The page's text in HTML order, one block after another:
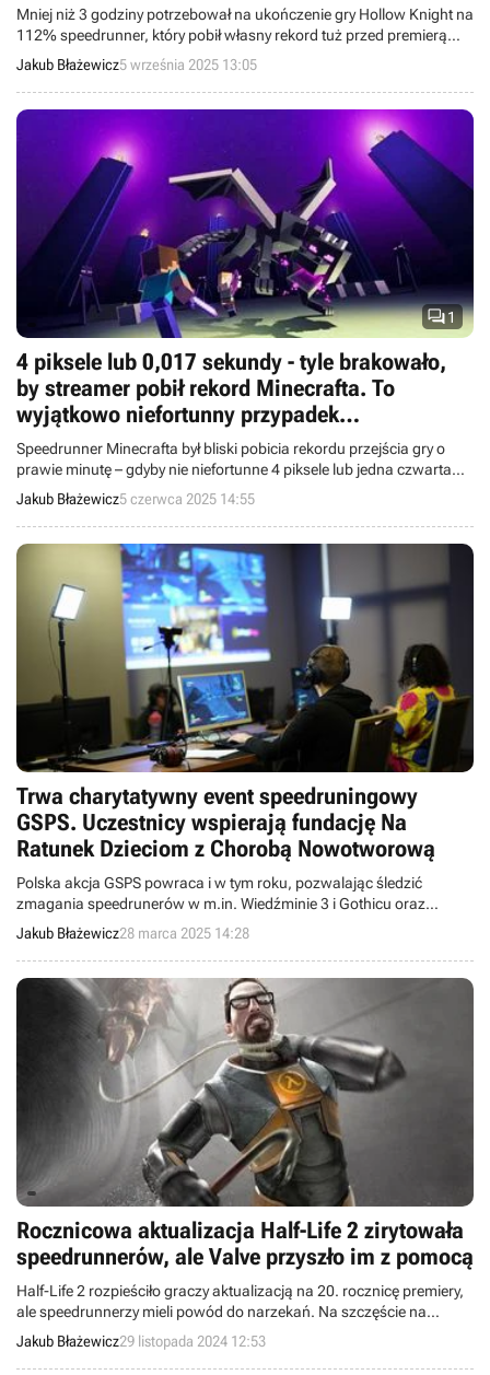
Mniej niż 3 godziny potrzebował na ukończenie gry Hollow Knight na
112% speedrunner, który pobił własny rekord tuż przed premierą
Silksong.
Jakub Błażewicz5 września 2025 13:05
1
4 piksele lub 0,017 sekundy - tyle brakowało,
by streamer pobił rekord Minecrafta. To
wyjątkowo niefortunny przypadek
zmarnowanego przejścia gry
Speedrunner Minecrafta był bliski pobicia rekordu przejścia gry o
prawie minutę – gdyby nie niefortunne 4 piksele lub jedna czwarta
sekundy.
Jakub Błażewicz5 czerwca 2025 14:55
Trwa charytatywny event speedruningowy
GSPS. Uczestnicy wspierają fundację Na
Ratunek Dzieciom z Chorobą Nowotworową
Polska akcja GSPS powraca i w tym roku, pozwalając śledzić
zmagania speedrunerów w m.in. Wiedźminie 3 i Gothicu oraz
wspomóc fundację Na Ratunek Dzieciom z Chorobą Nowotworową.
Jakub Błażewicz28 marca 2025 14:28
Rocznicowa aktualizacja Half-Life 2 zirytowała
speedrunnerów, ale Valve przyszło im z pomocą
Half-Life 2 rozpieściło graczy aktualizacją na 20. rocznicę premiery,
ale speedrunnerzy mieli powód do narzekań. Na szczęście na
krótko.
Jakub Błażewicz29 listopada 2024 12:53